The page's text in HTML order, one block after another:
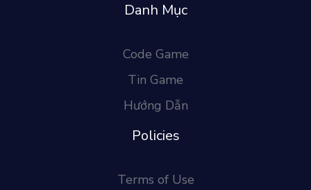
Danh Mục
Code Game
Tin Game
Hướng Dẫn
Policies
Terms of Use